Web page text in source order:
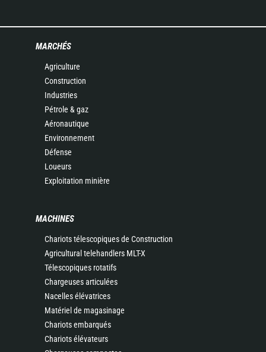
MARCHÉS
Agriculture
Construction
Industries
Pétrole & gaz
Aéronautique
Environnement
Défense
Loueurs
Exploitation minière
MACHINES
Chariots télescopiques de Construction
Agricultural telehandlers MLT-X
Télescopiques rotatifs
Chargeuses articulées
Nacelles élévatrices
Matériel de magasinage
Chariots embarqués
Chariots élévateurs